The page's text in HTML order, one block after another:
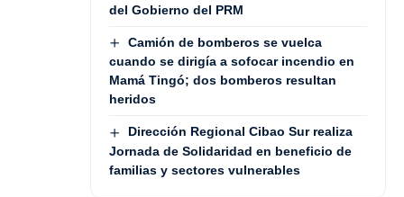
del Gobierno del PRM
Camión de bomberos se vuelca
cuando se dirigía a sofocar incendio en
Mamá Tingó; dos bomberos resultan
heridos
Dirección Regional Cibao Sur realiza
Jornada de Solidaridad en beneficio de
familias y sectores vulnerables